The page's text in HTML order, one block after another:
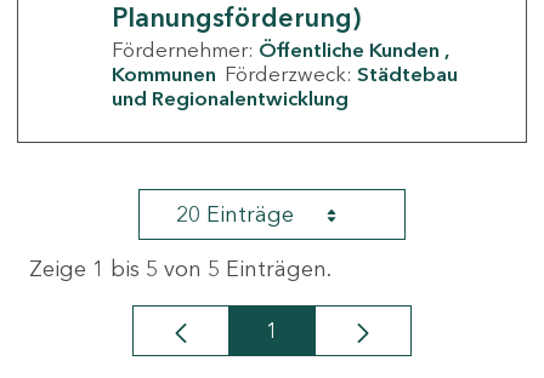
Planungsförderung)
Fördernehmer: Öffentliche Kunden
Kommunen Förderzweck: Städtebau
und Regionalentwicklung
20 Einträge
Zeige 1 bis 5 von 5 Einträgen.
Seite
1